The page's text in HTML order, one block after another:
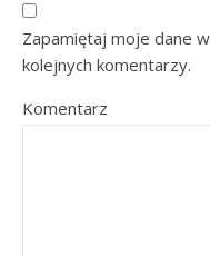
Zapamiętaj moje dane
kolejnych komentarzy.
Komentarz